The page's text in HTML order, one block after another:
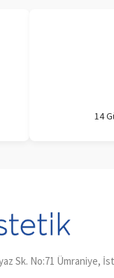
14
Sk. No:71 Ümraniye,